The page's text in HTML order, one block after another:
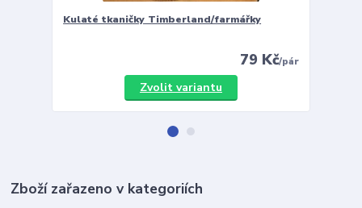
Kulaté tkaničky Timberland/farmářky
79 Kč/pár
Zvolit variantu
Zboží zařazeno v kategoriích